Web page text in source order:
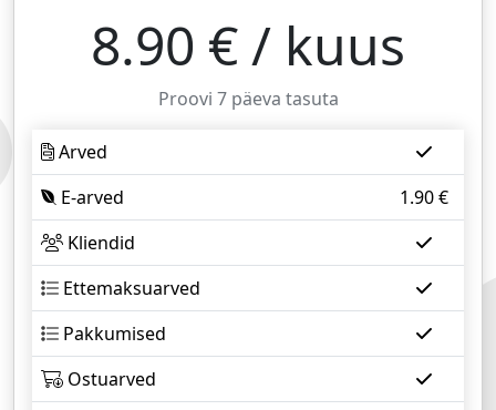
8.90 € / kuus
Proovi 7 päeva tasuta
Arved
E-arved
1.90€
Kliendid
Ettemaksuarved
Pakkumised
Ostuarved